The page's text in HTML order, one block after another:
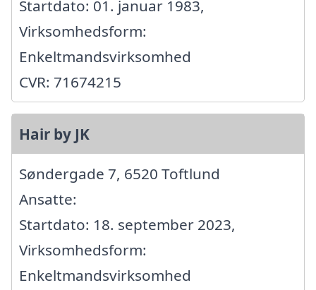
Startdato: 01. januar 1983,
Virksomhedsform:
Enkeltmandsvirksomhed
CVR: 71674215
Hair by JK
Søndergade 7, 6520 Toftlund
Ansatte:
Startdato: 18. september 2023,
Virksomhedsform:
Enkeltmandsvirksomhed